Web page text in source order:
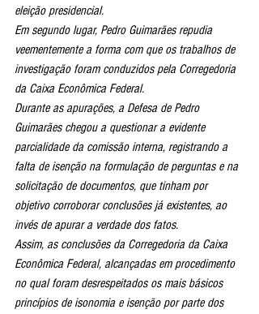
eleição presidencial.
Em segundo lugar, Pedro Guimarães repudia
veementemente a forma com que os trabalhos de
investigação foram conduzidos pela Corregedoria
da Caixa Econômica Federal.
Durante as apurações, a Defesa de Pedro
Guimarães chegou a questionar a evidente
parcialidade da comissão interna, registrando a
falta de isenção na formulação de perguntas e na
solicitação de documentos, que tinham por
objetivo corroborar conclusões já existentes, ao
invés de apurar a verdade dos fatos.
Assim, as conclusões da Corregedoria da Caixa
Econômica Federal, alcançadas em procedimento
no qual foram desrespeitados os mais básicos
princípios de isonomia e isenção por parte dos